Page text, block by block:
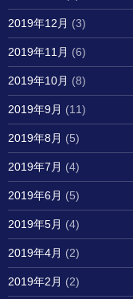
2019年12月 (3)
2019年11月 (6)
2019年10月 (8)
2019年9月 (11)
2019年8月 (5)
2019年7月 (4)
2019年6月 (5)
2019年5月 (4)
2019年4月 (2)
2019年2月 (2)